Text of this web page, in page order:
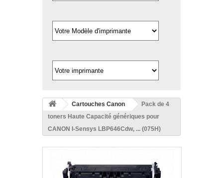
Cartouches Canon
Pack de 4
toners Haute Capacité génériques pour
CANON I-Sensys LBP646Cdw, ... (075H)